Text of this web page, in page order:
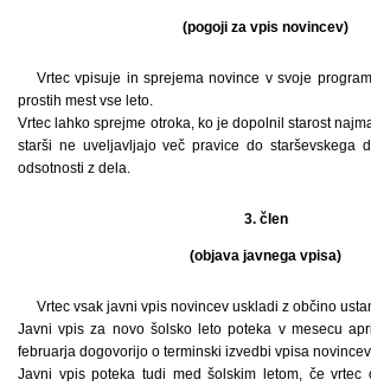
(pogoji za vpis novincev)
Vrtec vpisuje in sprejema novince v svoje
prostih mest vse leto.
Vrtec lahko sprejme otroka, ko je dopolnil starost
starši ne uveljavljajo več pravice do starševskega
odsotnosti z dela.
3. člen
(objava javnega vpisa)
Vrtec vsak javni vpis novincev uskladi z občino
Javni vpis za novo šolsko leto poteka v mesecu
februarja dogovorijo o terminski izvedbi vpisa
Javni vpis poteka tudi med šolskim letom, če vrtec